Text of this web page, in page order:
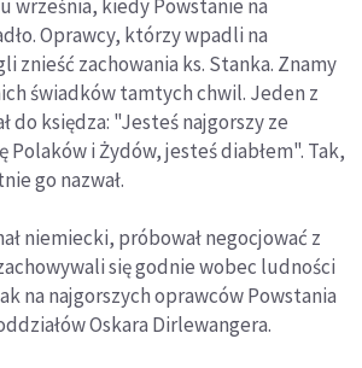
września, kiedy Powstanie na
Oprawcy, którzy wpadli na
znieść zachowania ks. Stanka. Znamy
świadków tamtych chwil. Jeden z
do księdza: "Jesteś najgorszy ze
Polaków i Żydów, jesteś diabłem". Tak,
go nazwał.
niemiecki, próbował negocjować z
się godnie wobec ludności
na najgorszych oprawców Powstania
Oskara Dirlewangera.